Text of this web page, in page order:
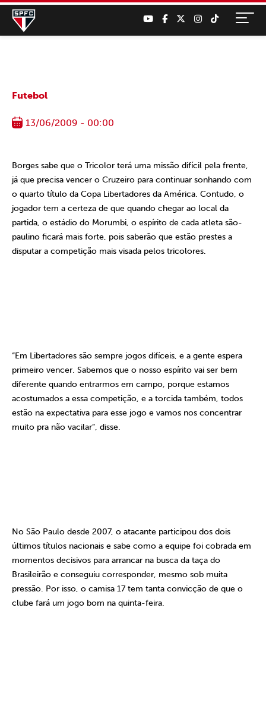
Futebol
13/06/2009 - 00:00
Borges sabe que o Tricolor terá uma missão difícil pela frente,
já que precisa vencer o Cruzeiro para continuar sonhando com
o quarto título da Copa Libertadores da América. Contudo, o
jogador tem a certeza de que quando chegar ao local da
partida, o estádio do Morumbi, o espírito de cada atleta são-
paulino ficará mais forte, pois saberão que estão prestes a
disputar a competição mais visada pelos tricolores.
“Em Libertadores são sempre jogos difíceis, e a gente espera
primeiro vencer. Sabemos que o nosso espírito vai ser bem
diferente quando entrarmos em campo, porque estamos
acostumados a essa competição, e a torcida também, todos
estão na expectativa para esse jogo e vamos nos concentrar
muito pra não vacilar”, disse.
No São Paulo desde 2007, o atacante participou dos dois
últimos títulos nacionais e sabe como a equipe foi cobrada em
momentos decisivos para arrancar na busca da taça do
Brasileirão e conseguiu corresponder, mesmo sob muita
pressão. Por isso, o camisa 17 tem tanta convicção de que o
clube fará um jogo bom na quinta-feira.